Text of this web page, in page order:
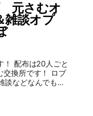
元さむオ
雑談オプ
！ 配布は20人ごと
交換所です！ ロブ
談などなんでもあ